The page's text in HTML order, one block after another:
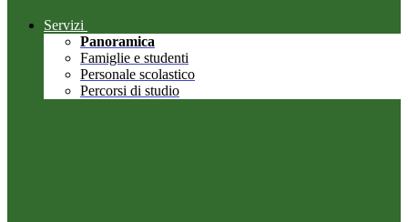
Servizi
Panoramica
Famiglie e studenti
Personale scolastico
Percorsi di studio